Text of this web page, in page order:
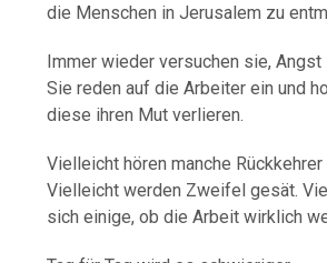
die Menschen in Jerusalem zu
Immer wieder versuchen sie, Angst
Sie reden auf die Arbeiter ein und
diese ihren Mut verlieren.
Vielleicht hören manche Rückkehrer
Vielleicht werden Zweifel gesät.
sich einige, ob die Arbeit wirklich